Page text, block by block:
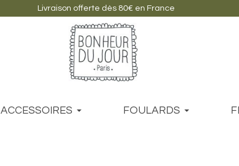
Livraison offerte dès 80€ en France
ACCESSOIRES FOULARDS